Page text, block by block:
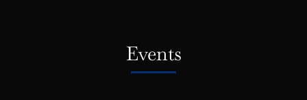
Events